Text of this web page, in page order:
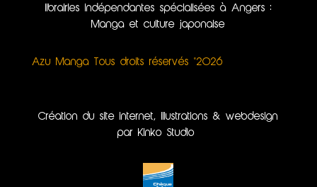
librairies indépendantes spécialisées à Angers :
Manga et culture japonaise
Azu Manga Tous droits réservés ©2026
Création du site internet, illustrations & webdesign
par Kinko Studio